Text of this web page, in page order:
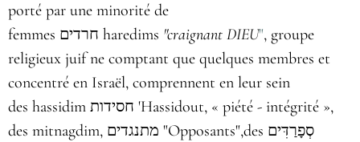
porté par une minorité de
haredims "craignant DIEU", groupe
religieux juif ne comptant que quelques membres et
concentré en Israël, comprennent en leur sein
des hassidim חסידות 'Hassidout, « piété - intégrité »,
des mitnagdim, מתנגדים "Opposants",des סְפָרַדִּים